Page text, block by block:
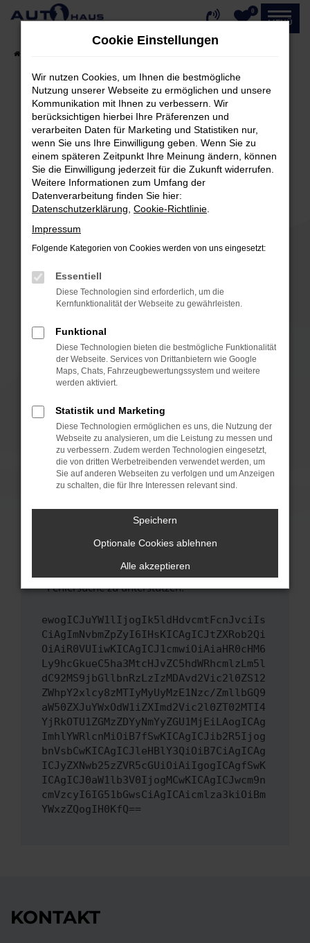
Zum
0
MENÜ
Fehler: Network Error
Beim Laden ist ein Fehler aufgetreten.
Hier sind ein paar Tipps, die dir helfen können:
Überprüfe deine Firewall und deine
Internetverbindung.
Laden andere Webseiten, zum Beispiel deine
Suchmaschine?
Prüfe deine Browsererweiterungen.
können das Laden bestimmter Seiten
verhindern. Funktioniert die Seite in einem
anderen Browser oder in einem privaten
Fenster?
Starte dein Gerät neu.
Das kann manchmal helfen, vorübergehende
Probleme zu beheben.
Betriebssystem auf dem neuesten Stand
sind.
Veraltete Software birgt nicht nur ein
Sicherheitsrisiko, sondern kann auch dazu
führen, dass bestimmte Funktionen nicht mehr
unterstützt werden.
Wende dich an den Webseitenbetreiber.
Wenn du alle oben genannten Schritte versucht
hast, kontaktiere uns bitte. Wir werden
uns diesen Text schicken, um uns bei der
Fehlersuche zu unterstützen:
ewogICJuYW1lIjogIk5ldHdvcmtFcnJvciIs
CiAgImNvbmZpZyI6IHsKICAgICJtZXRob2Qi
OiAiR0VUIiwKICAgICJ1cmwiOiAiaHR0cHM6
Ly9hcGkueC5ha3MtcHJvZC5hdWRhcmlzLm5l
dC92MS9jbGllbnRzLzIzMDAvd2Vic2l0ZS12
ZWhpY2xlcy8zMTIyMyUyMzE1Nzc/ZmllbGQ9
aW50ZXJuYWxOdW1iZXImd2Vic2l0ZT02MTI4
YjRkOTU1ZGMzZDYyNmYyZGU1MjEiLAogICAg
ImhlYWRlcnMiOiB7fSwKICAgICJib2R5Ijog
bnVsbCwKICAgICJleHBlY3QiOiB7CiAgICAg
ICJyZXNwb25zZVR5cGUiOiAiIgogICAgfSwK
ICAgICJ0aW1lb3V0IjogMCwKICAgICJwcm9n
cmVzcyI6IG51bGwsCiAgICAicmlza3kiOiBm
YWxzZQogIH0KfQ==
KONTAKT
Cookie Einstellungen
Wir nutzen Cookies, um Ihnen die bestmögliche
Nutzung unserer Webseite zu ermöglichen und unsere
Kommunikation mit Ihnen zu verbessern. Wir
berücksichtigen hierbei Ihre Präferenzen und
verarbeiten Daten für Marketing und Statistiken nur,
wenn Sie uns Ihre Einwilligung geben. Wenn Sie zu
einem späteren Zeitpunkt Ihre Meinung ändern, können
Sie die Einwilligung jederzeit für die Zukunft widerrufen.
Weitere Informationen zum Umfang der
Datenverarbeitung finden Sie hier:
Datenschutzerklärung Cookie-Richtlinie
Impressum
Folgende Kategorien von Cookies werden von uns eingesetzt:
Essentiell
Diese Technologien sind erforderlich, um die
Kernfunktionalität der Webseite zu gewährleisten.
Funktional
Diese Technologien bieten die bestmögliche Funktionalität
der Webseite. Services von Drittanbietern wie Google
Maps, Chats, Fahrzeugbewertungssystem und weitere
werden aktiviert.
Statistik und Marketing
Diese Technologien ermöglichen es uns, die Nutzung der
Webseite zu analysieren, um die Leistung zu messen und
zu verbessern. Zudem werden Technologien eingesetzt,
die von dritten Werbetreibenden verwendet werden, um
Sie auf anderen Webseiten zu verfolgen und um Anzeigen
zu schalten, die für Ihre Interessen relevant sind.
Speichern
Optionale Cookies ablehnen
Alle akzeptieren